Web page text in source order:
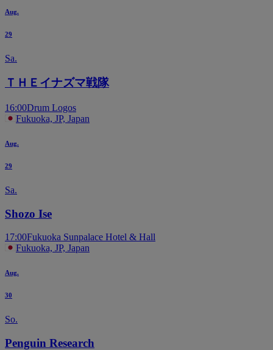
Aug.
29
Sa.
ＴＨＥイナズマ戦隊
16:00Drum Logos
Fukuoka, JP, Japan
Aug.
29
Sa.
Shozo Ise
17:00Fukuoka Sunpalace Hotel & Hall
Fukuoka, JP, Japan
Aug.
30
So.
Penguin Research